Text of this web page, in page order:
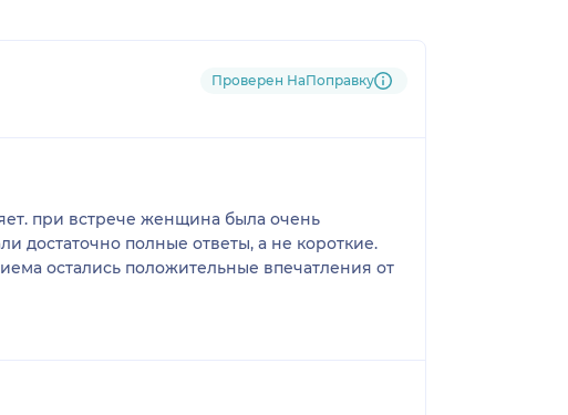
Проверен НаПоправку
при встрече женщина была очень
достаточно полные ответы, а не короткие.
остались положительные впечатления от